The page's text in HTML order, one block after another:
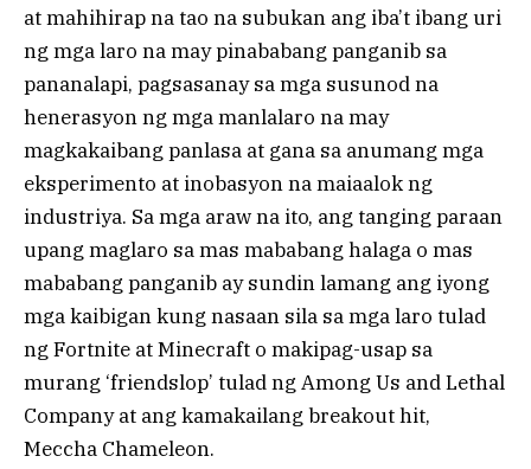
at mahihirap na tao na subukan ang iba’t ibang uri
ng mga laro na may pinababang panganib sa
pananalapi, pagsasanay sa mga susunod na
henerasyon ng mga manlalaro na may
magkakaibang panlasa at gana sa anumang mga
eksperimento at inobasyon na maiaalok ng
industriya. Sa mga araw na ito, ang tanging paraan
upang maglaro sa mas mababang halaga o mas
mababang panganib ay sundin lamang ang iyong
mga kaibigan kung nasaan sila sa mga laro tulad
ng Fortnite at Minecraft o makipag-usap sa
murang ‘friendslop’ tulad ng Among Us and Lethal
Company at ang kamakailang breakout hit,
Meccha Chameleon.